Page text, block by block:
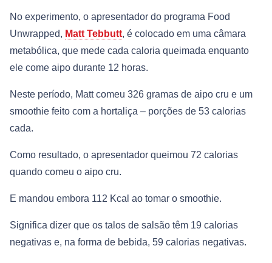
No experimento, o apresentador do programa Food
Unwrapped, Matt Tebbutt, é colocado em uma câmara
metabólica, que mede cada caloria queimada enquanto
ele come aipo durante 12 horas.
Neste período, Matt comeu 326 gramas de aipo cru e um
smoothie feito com a hortaliça – porções de 53 calorias
cada.
Como resultado, o apresentador queimou 72 calorias
quando comeu o aipo cru.
E mandou embora 112 Kcal ao tomar o smoothie.
Significa dizer que os talos de salsão têm 19 calorias
negativas e, na forma de bebida, 59 calorias negativas.